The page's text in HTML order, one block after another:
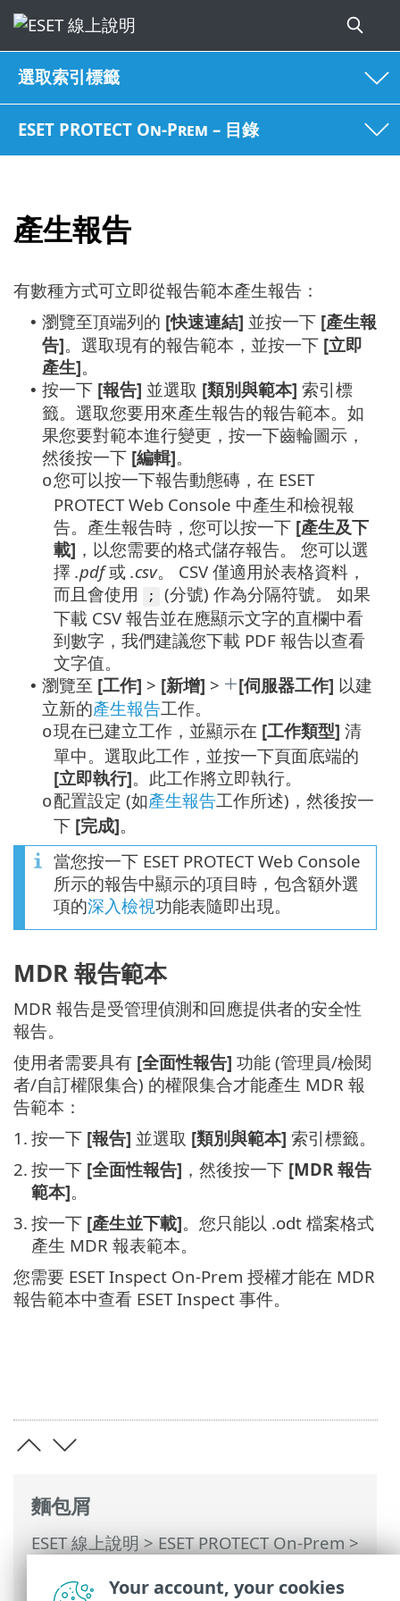
選取索引標籤
ESET PROTECT On-Prem – 目錄
產生報告
麵包屑
ESET 線上說明>ESET PROTECT On-Prem>
PROTECT On-Prem 主功能表>報告> 產生
有數種方式可立即從報告範本產生報告：
• 瀏覽至頂端列的 [快速連結] 並按一下 [產生報
告]。選取現有的報告範本，並按一下 [立即
產生]。
• 按一下 [報告] 並選取 [類別與範本] 索引標
籤。選取您要用來產生報告的報告範本。如
果您要對範本進行變更，按一下齒輪圖示，
然後按一下 [編輯]。
o您可以按一下報告動態磚，在 ESET
PROTECT Web Console 中產生和檢視報
告。產生報告時，您可以按一下 [產生及下
載] ，以您需要的格式儲存報告。 您可以選
擇 .pdf或 .csv。 CSV 僅適用於表格資料，
而且會使用
;
(分號) 作為分隔符號。 如果
下載 CSV 報告並在應顯示文字的直欄中看
到數字，我們建議您下載 PDF 報告以查看
文字值。
• 瀏覽至 [工作] > [新增] > [伺服器工作] 以建
立新的產生報告工作。
o現在已建立工作，並顯示在 [工作類型] 清
單中。選取此工作，並按一下頁面底端的
[立即執行]。此工作將立即執行。
o配置設定 (如產生報告工作所述)，然後按一
下 [完成]。
當您按一下 ESET PROTECT Web Console
所示的報告中顯示的項目時，包含額外選
項的深入檢視功能表隨即出現。
MDR 報告範本
MDR 報告是受管理偵測和回應提供者的安全性
報告。
使用者需要具有 [全面性報告] 功能 (管理員/檢閱
者/自訂權限集合) 的權限集合才能產生 MDR 報
告範本：
1. 按一下 [報告] 並選取 [類別與範本] 索引標籤。
2. 按一下 [全面性報告] ，然後按一下 [MDR 報告
範本]。
3. 按一下 [產生並下載]。您只能以 .odt 檔案格式
產生 MDR 報表範本。
您需要 ESET Inspect On-Prem 授權才能在 MDR
報告範本中查看 ESET Inspect 事件。
Your account, your cookies